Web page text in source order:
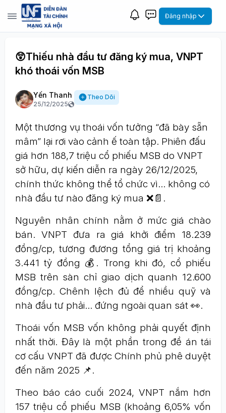
Đăng nhập
😲Thiếu nhà đầu tư đăng ký mua, VNPT
khó thoái vốn MSB
Yến Thanh
25/12/2025
Theo Dõi
Một thương vụ thoái vốn tưởng “đã bày sẵn
mâm” lại rơi vào cảnh ế toàn tập. Phiên đấu
giá hơn 188,7 triệu cổ phiếu MSB do VNPT
sở hữu, dự kiến diễn ra ngày 26/12/2025,
chính thức không thể tổ chức vì… không có
nhà đầu tư nào đăng ký mua ❌📄.
Nguyên nhân chính nằm ở mức giá chào
bán. VNPT đưa ra giá khởi điểm 18.239
đồng/cp, tương đương tổng giá trị khoảng
3.441 tỷ đồng 💰. Trong khi đó, cổ phiếu
MSB trên sàn chỉ giao dịch quanh 12.600
đồng/cp. Chênh lệch đủ để nhiều quỹ và
nhà đầu tư phải… đứng ngoài quan sát 👀.
Thoái vốn MSB vốn không phải quyết định
nhất thời. Đây là một phần trong đề án tái
cơ cấu VNPT đã được Chính phủ phê duyệt
đến năm 2025 📌.
Theo báo cáo cuối 2024, VNPT nắm hơn
157 triệu cổ phiếu MSB (khoảng 6,05% vốn